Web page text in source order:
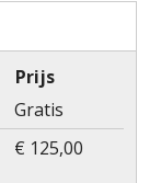
Prijs
Gratis
€ 125,00